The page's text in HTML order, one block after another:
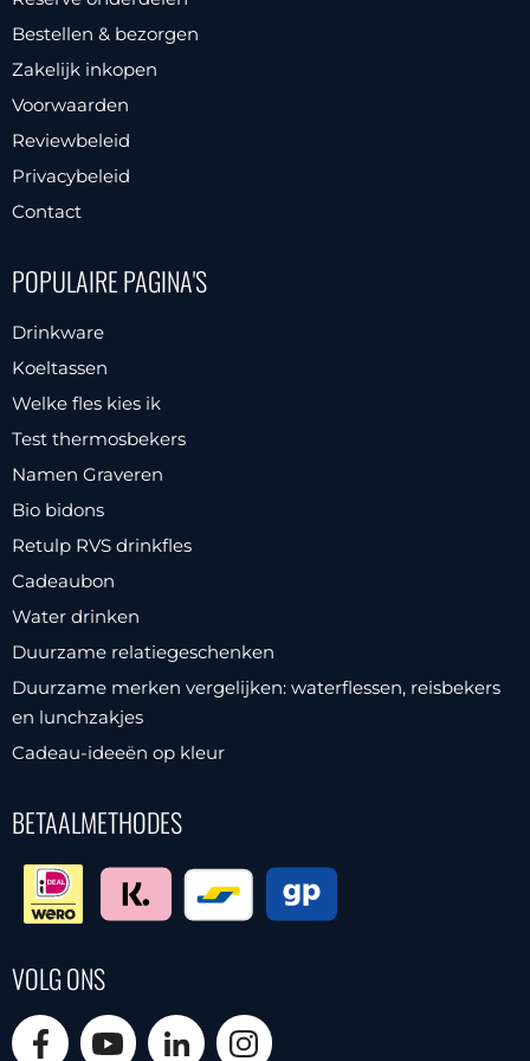
Bestellen & bezorgen
Zakelijk inkopen
Voorwaarden
Reviewbeleid
Privacybeleid
Contact
POPULAIRE PAGINA'S
Drinkware
Koeltassen
Welke fles kies ik
Test thermosbekers
Namen Graveren
Bio bidons
Retulp RVS drinkfles
Cadeaubon
Water drinken
Duurzame relatiegeschenken
Duurzame merken vergelijken: waterflessen, reisbekers
en lunchzakjes
Cadeau-ideeën op kleur
BETAALMETHODES
VOLG ONS